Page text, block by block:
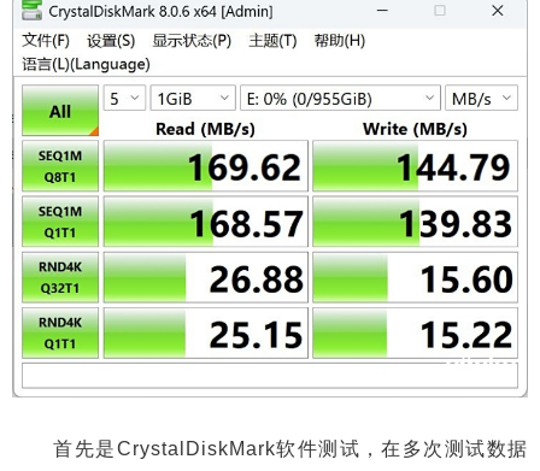
首先是CrystalDiskMark软件测试，在多次测试数据